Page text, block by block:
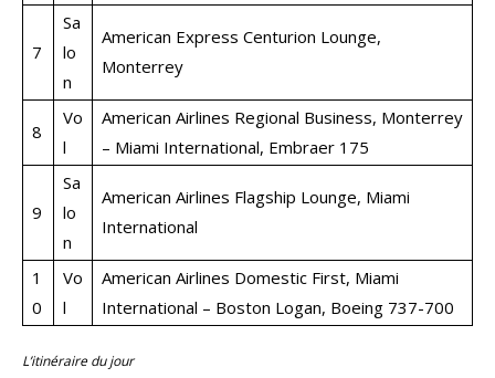
7
Sa
lo
n
American Express Centurion Lounge,
Monterrey
8
Vo
l
American Airlines Regional Business, Monterrey
– Miami International, Embraer 175
9
Sa
lo
n
American Airlines Flagship Lounge, Miami
International
1
0
Vo
l
American Airlines Domestic First, Miami
International – Boston Logan, Boeing 737-700
L’itinéraire du jour